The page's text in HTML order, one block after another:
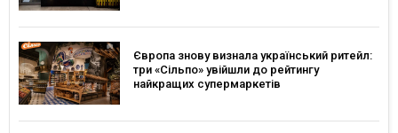
Європа знову визнала український ритейл:
три «Сільпо» увійшли до рейтингу
найкращих супермаркетів